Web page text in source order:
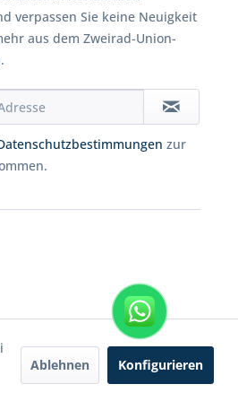
verpassen Sie keine Neuigkeit
aus dem Zweirad-Union-
zur
WhatsApp
Ablehnen Konfigurieren